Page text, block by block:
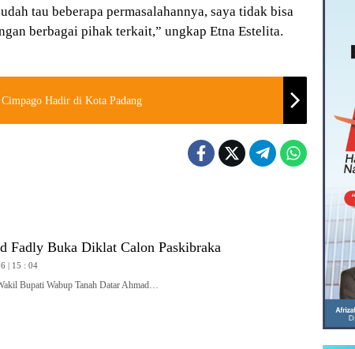
tau beberapa permasalahannya, saya tidak bisa
berbagai pihak terkait,” ungkap Etna Estelita.
Hadir di Kota Padang
Fadly Buka Diklat Calon Paskibraka
| 15 : 04
Bupati Wabup Tanah Datar Ahmad…